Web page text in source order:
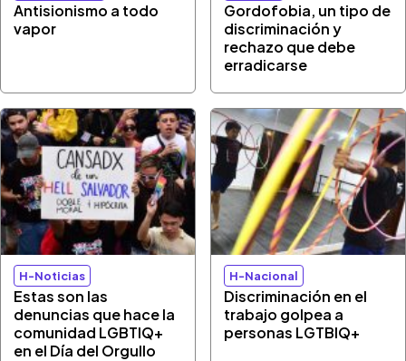
Antisionismo a todo
vapor
Gordofobia, un tipo de
discriminación y
rechazo que debe
erradicarse
H-Noticias
Estas son las
denuncias que hace la
comunidad LGBTIQ+
en el Día del Orgullo
H-Nacional
Discriminación en el
trabajo golpea a
personas LGTBIQ+